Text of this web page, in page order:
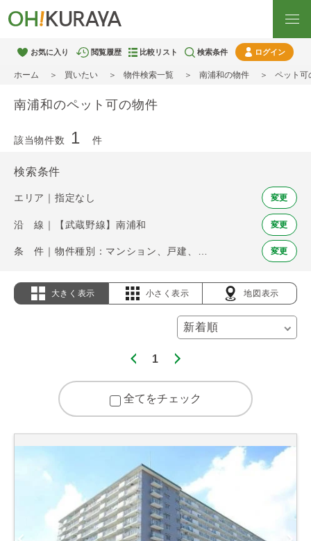
お気に入り 閲覧履歴 比較リスト 検索条件 ログイン
ホーム 買いたい 物件検索一覧 南浦和の物件 ペット可
南浦和のペット可の物件
該当物件数 1 件
検索条件
エリア｜指定なし 変更
沿 線｜【武蔵野線】南浦和 変更
変更
大きく表示 小さく表示 地図表示
1
全てをチェック